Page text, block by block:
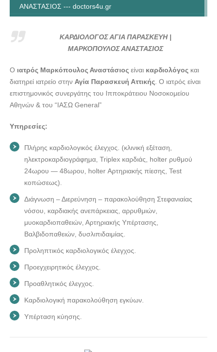
ΑΝΑΣΤΑΣΙΟΣ --- doctors4u.gr
ΑΝΑΣΤΑΣΙΟΣ --- doctors4u.gr
ΚΑΡΔΙΟΛΟΓΟΣ ΑΓΙΑ ΠΑΡΑΣΚΕΥΗ | ΜΑΡΚΟΠΟΥΛΟΣ
ΚΑΡΔΙΟΛΟΓΟΣ ΑΓΙΑ ΠΑΡΑΣΚΕΥΗ |
ΜΑΡΚΟΠΟΥΛΟΣ ΑΝΑΣΤΑΣΙΟΣ
Ο ιατρός Μαρκόπουλος Αναστάσιος είναι καρδιολόγος και
διατηρεί ιατρείο στην Αγία Παρασκευή Αττικής . Ο ιατρός είναι
επιστημονικός συνεργάτης του Ιπποκράτειου Νοσοκομείου
Αθηνών & του “ΙΑΣΩ General”
Υπηρεσίες:
Πλήρης καρδιολογικός έλεγχος. (κλινική εξέταση,
ηλεκτροκαρδιογράφημα, Triplex καρδιάς, holter ρυθμού
24ωρου — 48ωρου, holter Αρτηριακής πίεσης, Test
κοπώσεως).
Διάγνωση – Διερεύνηση – παρακολούθηση Στεφανιαίας
νόσου, καρδιακής ανεπάρκειας, αρρυθμιών,
μυοκαρδιοπαθειών, Αρτηριακής Υπέρτασης,
Βαλβιδοπαθειών, δυσλιπιδαιμίας.
Προληπτικός καρδιολογικός έλεγχος.
Προεγχειρητικός έλεγχος.
Προαθλητικός έλεγχος.
Καρδιολογική παρακολούθηση εγκύων.
Υπέρταση κύησης.